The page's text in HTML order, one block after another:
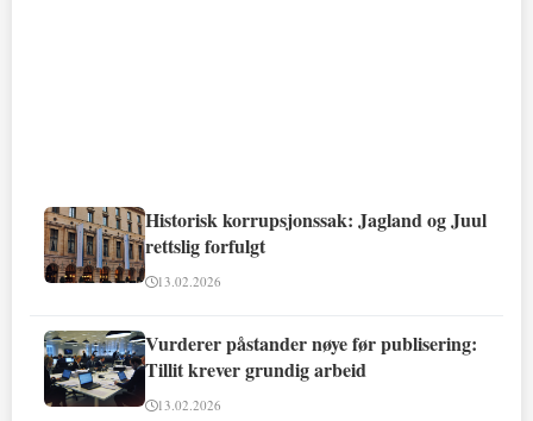
Historisk korrupsjonssak: Jagland og Juul
rettslig forfulgt
13.02.2026
Vurderer påstander nøye før publisering:
Tillit krever grundig arbeid
13.02.2026